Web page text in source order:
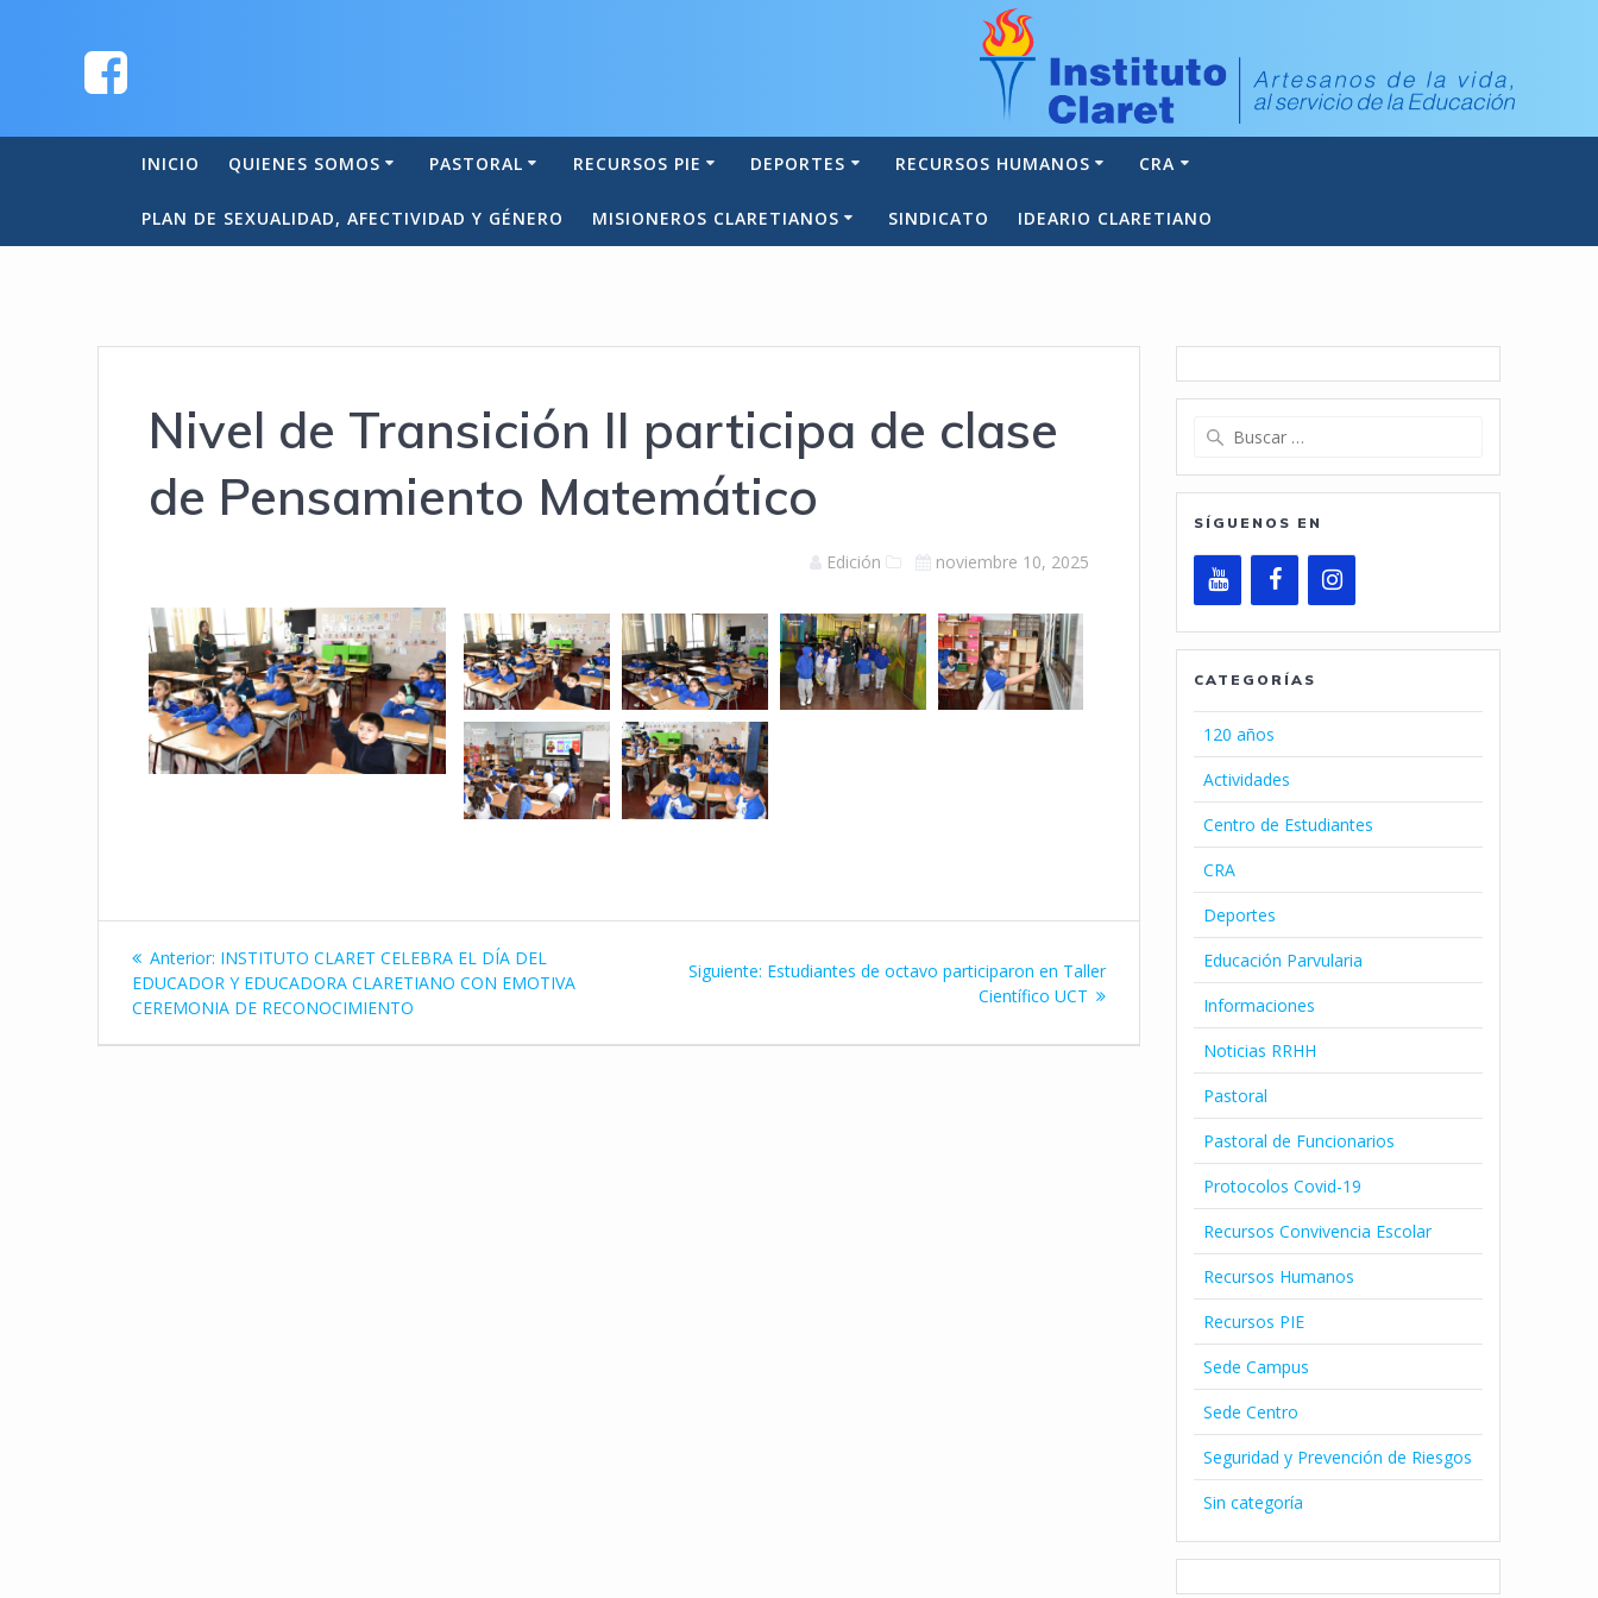
INICIO QUIENES SOMOS PASTORAL RECURSOS PIE DEPORTES RECURSOS HUMANOS CRA
PLAN DE SEXUALIDAD, AFECTIVIDAD Y GÉNERO MISIONEROS CLARETIANOS SINDICATO IDEARIO CLARETIANO
Nivel de Transición II participa de clase
de Pensamiento Matemático
Edición noviembre 10, 2025
Navegación
de
entradas
Anterior: Entrada
anterior:
INSTITUTO CLARET CELEBRA EL DÍA DEL
EDUCADOR Y EDUCADORA CLARETIANO CON EMOTIVA
CEREMONIA DE RECONOCIMIENTO
Siguiente: Siguiente
Estudiantes de octavo participaron en Taller
Científico UCT
Buscar:
SÍGUENOS EN
CATEGORÍAS
120 años
Actividades
Centro de Estudiantes
CRA
Deportes
Educación Parvularia
Informaciones
Noticias RRHH
Pastoral
Pastoral de Funcionarios
Protocolos Covid-19
Recursos Convivencia Escolar
Recursos Humanos
Recursos PIE
Sede Campus
Sede Centro
Seguridad y Prevención de Riesgos
Sin categoría